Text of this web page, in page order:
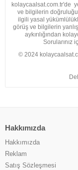
kolaycaalsat.com.tr'de
ve bilgilerin
ilgili yasal
görüş ve bilgilerin
aykırılığından
Sorularınız
© 2024
Hakkımızda
Hakkımızda
Reklam
Satış Sözleşmesi